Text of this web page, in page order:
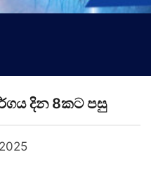
දින 8කට පසු